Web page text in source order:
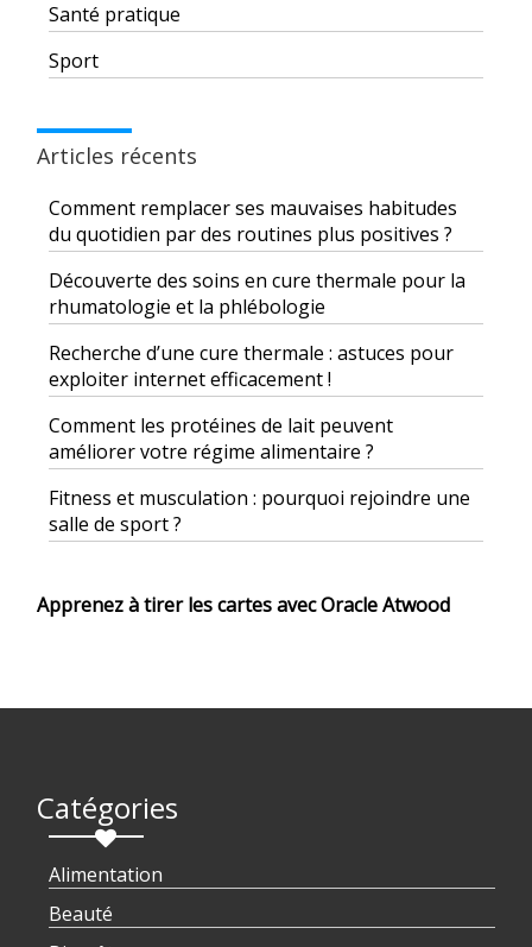
Santé pratique
Sport
Articles récents
Comment remplacer ses mauvaises habitudes
du quotidien par des routines plus positives ?
Découverte des soins en cure thermale pour la
rhumatologie et la phlébologie
Recherche d’une cure thermale : astuces pour
exploiter internet efficacement !
Comment les protéines de lait peuvent
améliorer votre régime alimentaire ?
Fitness et musculation : pourquoi rejoindre une
salle de sport ?
Apprenez à tirer les cartes avec Oracle Atwood
Catégories
Alimentation
Beauté